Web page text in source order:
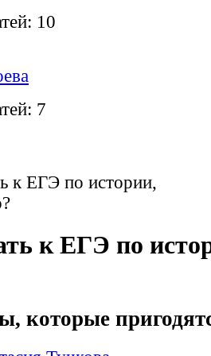
10
7
к ЕГЭ по
которые